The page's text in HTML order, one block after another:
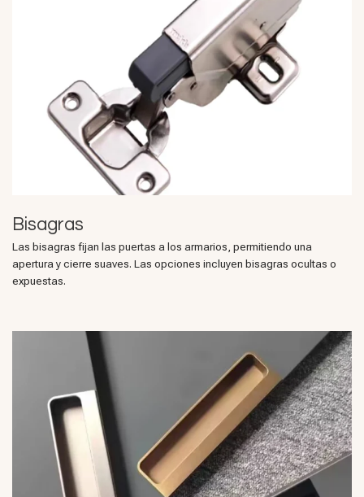
Bisagras
Las bisagras fijan las puertas a los armarios, permitiendo una
apertura y cierre suaves. Las opciones incluyen bisagras ocultas o
expuestas.